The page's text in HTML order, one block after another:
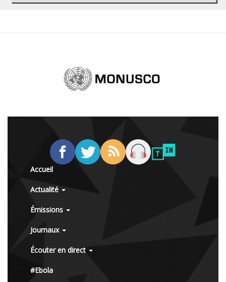
Accueil
Actualité
Émissions
Journaux
Écouter en direct
#Ebola